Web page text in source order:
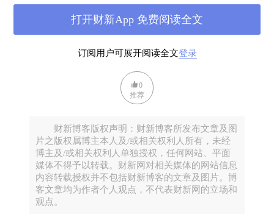
用找零”，这桩无足挂齿的交易每次都会换来卖主女孩
睁大双眼的惊喜。
订阅用户可展开阅读全文登录
打开财新App 免费阅读全文
0
推荐
财新博客版权声明：财新博客所发布文章及图
片之版权属博主本人及/或相关权利人所有，未经
博主及/或相关权利人单独授权，任何网站、平面
媒体不得予以转载。财新网对相关媒体的网站信息
内容转载授权并不包括财新博客的文章及图片。博
客文章均为作者个人观点，不代表财新网的立场和
观点。